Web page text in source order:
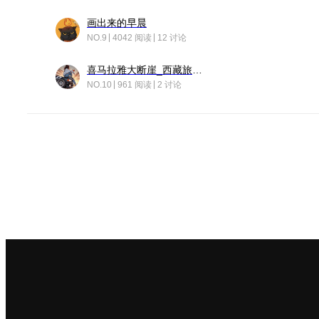
画出来的早晨
NO.9 4042 阅读 12 讨论
NO.10 961 阅读 2 讨论